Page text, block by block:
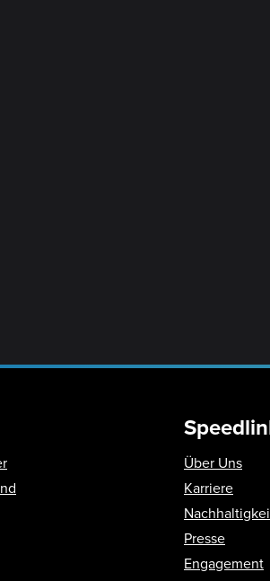
Über Uns
Karriere
Presse
Engagement